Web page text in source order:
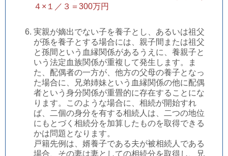
４×１
／３＝300万円
実親が嫡出でない子を養子とし、あるいは祖父
が孫を養子とする場合には、親子間または祖父
と孫間という血縁関係があるうえに、養親子と
いう法定血族関係が重複して発生します。ま
た、配偶者の一方が、他方の父母の養子となっ
た場合に、兄弟姉妹という血縁関係の他に配偶
者という身分関係が重畳的に存在することにな
ります。このような場合に、相続が開始すれ
ば、二個の身分を有する相続人は、二つの地位
にもとづく相続分を加算したものを取得できる
かは問題となります。
戸籍先例は、婿養子である夫が被相続人である
場合、その妻は妻としての相続分を取得し、兄